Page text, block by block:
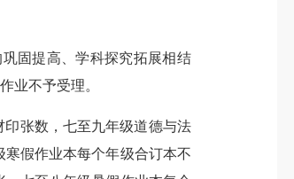
固提高、学科探究拓展相结
业不予受理。
张数，七至九年级道德与法
假作业本每个年级合订本不